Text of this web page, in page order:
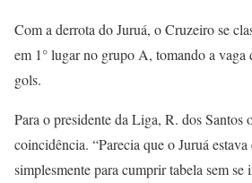
Com a derrota do Juruá, o Cruzeiro se
em 1° lugar no grupo A, tomando a vaga
gols.
Para o presidente da Liga, R. dos Santos
coincidência. “Parecia que o Juruá
simplesmente para cumprir tabela sem